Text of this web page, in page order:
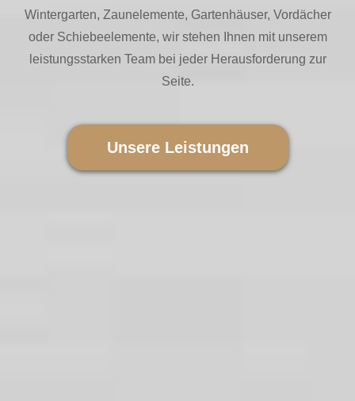
Wintergarten, Zaunelemente, Gartenhäuser, Vordächer
oder Schiebeelemente, wir stehen Ihnen mit unserem
leistungsstarken Team bei jeder Herausforderung zur
Seite.
Unsere Leistungen